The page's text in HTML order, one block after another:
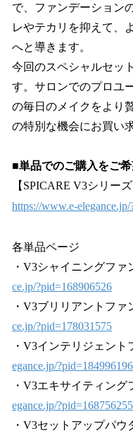
で、ファンデーション
レやテカリを抑えて、
へと導きます。
今回のスペシャルセッ
す。サロンでのプロユ
の毎日のメイクをより
の特別な機会にお買い
■単品でのご購入をご
【SPICARE V3シリー
https://www.e-
各単品ページ
・V3シャイニングファ
ce.jp/?pid=168906526
・V3ブリリアントファ
ce.jp/?pid=178031575
・V3インテリジェント
egance.jp/?pid=184996196
・V3エキサイティング
egance.jp/?pid=168756255
・V3セットアップパウ